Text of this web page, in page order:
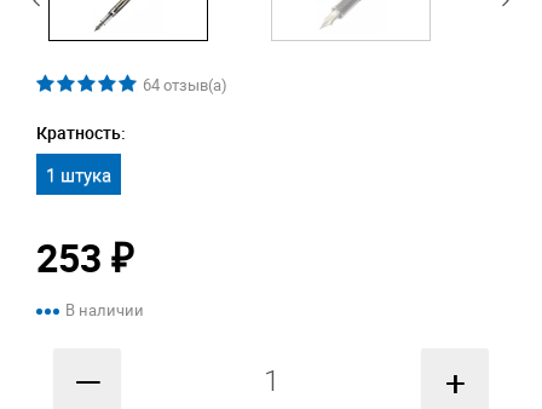
64отзыв(а)
Кратность:
1 штука
253 ₽
В наличии
— +